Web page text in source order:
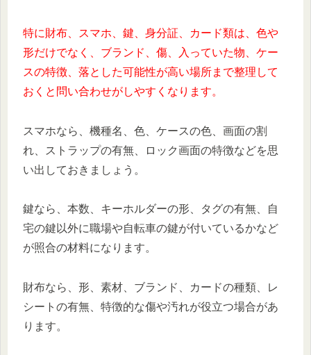
特に財布、スマホ、鍵、身分証、カード類は、色や
形だけでなく、ブランド、傷、入っていた物、ケー
スの特徴、落とした可能性が高い場所まで整理して
おくと問い合わせがしやすくなります。
スマホなら、機種名、色、ケースの色、画面の割
れ、ストラップの有無、ロック画面の特徴などを思
い出しておきましょう。
鍵なら、本数、キーホルダーの形、タグの有無、自
宅の鍵以外に職場や自転車の鍵が付いているかなど
が照合の材料になります。
財布なら、形、素材、ブランド、カードの種類、レ
シートの有無、特徴的な傷や汚れが役立つ場合があ
ります。